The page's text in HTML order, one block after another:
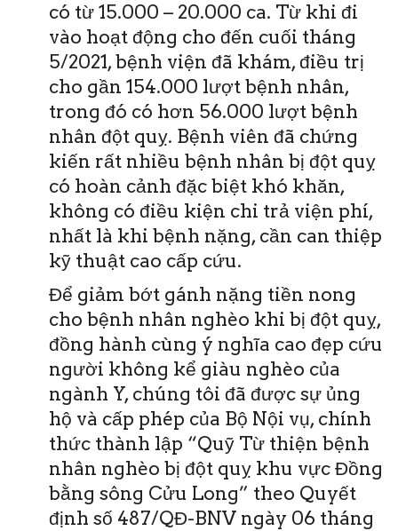
có từ 15.000 – 20.000 ca. Từ khi đi
vào hoạt động cho đến cuối tháng
5/2021, bệnh viện đã khám, điều trị
cho gần 154.000 lượt bệnh nhân,
trong đó có hơn 56.000 lượt bệnh
nhân đột quỵ. Bệnh viên đã chứng
kiến rất nhiều bệnh nhân bị đột quỵ
có hoàn cảnh đặc biệt khó khăn,
không có điều kiện chi trả viện phí,
nhất là khi bệnh nặng, cần can thiệp
kỹ thuật cao cấp cứu.
Để giảm bớt gánh nặng tiền nong
cho bệnh nhân nghèo khi bị đột quỵ,
đồng hành cùng ý nghĩa cao đẹp cứu
người không kể giàu nghèo của
ngành Y, chúng tôi đã được sự ủng
hộ và cấp phép của Bộ Nội vụ, chính
thức thành lập “Quỹ Từ thiện bệnh
nhân nghèo bị đột quỵ khu vực Đồng
bằng sông Cửu Long” theo Quyết
định số 487/QĐ-BNV ngày 06 tháng